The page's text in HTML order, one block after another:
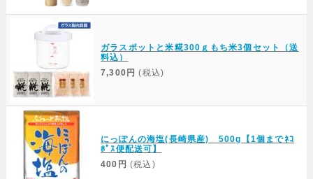
ガラスポットと米糀300ｇもち米3個セット（送
料込）
7,300円 (税込)
にっぽんの海塩(長崎県産) 500g【1個までﾈｺ
ﾎﾟｽ便配送可】
400円 (税込)